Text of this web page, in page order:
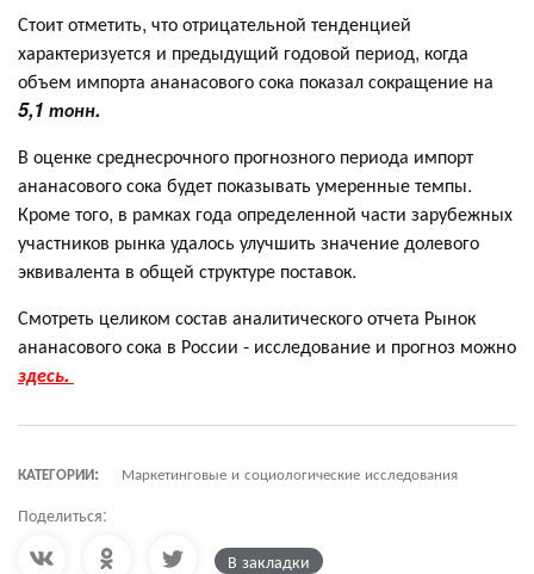
Стоит отметить, что отрицательной тенденцией
характеризуется и предыдущий годовой период, когда
объем импорта ананасового сока показал сокращение на
5,1 тонн.
В оценке среднесрочного прогнозного периода импорт
ананасового сока будет показывать умеренные темпы.
Кроме того, в рамках года определенной части зарубежных
участников рынка удалось улучшить значение долевого
эквивалента в общей структуре поставок.
Смотреть целиком состав аналитического отчета Рынок
ананасового сока в России - исследование и прогноз можно
здесь.
КАТЕГОРИИ: Маркетинговые и социологические исследования
Поделиться:
В закладки